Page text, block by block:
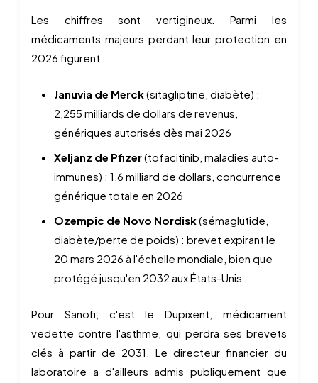
Les chiffres sont vertigineux. Parmi les
médicaments majeurs perdant leur protection en
2026 figurent :
Januvia de Merck(sitagliptine, diabète) :
2,255 milliards de dollars de revenus,
génériques autorisés dès mai 2026
Xeljanz de Pfizer(tofacitinib, maladies auto-
immunes) : 1,6 milliard de dollars, concurrence
générique totale en 2026
Ozempic de Novo Nordisk(sémaglutide,
diabète/perte de poids) : brevet expirant le
20 mars 2026 à l'échelle mondiale, bien que
protégé jusqu'en 2032 aux États-Unis
Pour Sanofi, c'est le Dupixent, médicament
vedette contre l'asthme, qui perdra ses brevets
clés à partir de 2031. Le directeur financier du
laboratoire a d'ailleurs admis publiquement que